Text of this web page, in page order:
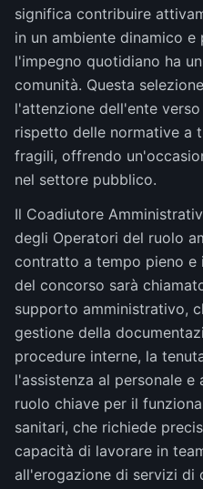
significa contribuire
in un ambiente dinamico
l'impegno quotidiano ha
comunità. Questa
l'attenzione dell'ente
rispetto delle normative a
fragili, offrendo
nel settore pubblico.
Il Coadiutore
degli Operatori del ruolo
contratto a tempo pieno e
del concorso sarà
supporto amministrativo,
gestione della
procedure interne, la
l'assistenza al personale
ruolo chiave per il
sanitari, che richiede
capacità di lavorare in
all'erogazione di servizi di